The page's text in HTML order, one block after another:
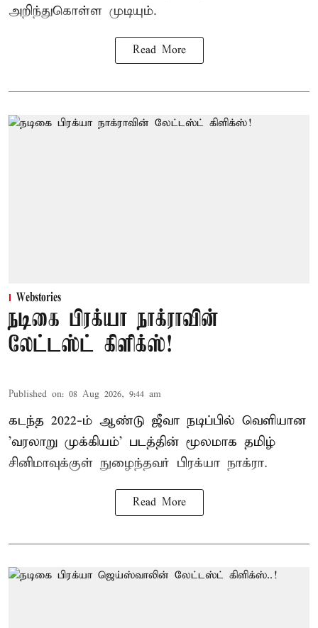
அறிந்துகொள்ள முடியும்.
Read More
Webstories
நடிகை பிரக்யா நாக்ராவின்
லேட்டஸ்ட் கிளிக்ஸ்!
Published on: 08 Aug 2026, 9:44 am
கடந்த 2022-ம் ஆண்டு ஜீவா நடிப்பில் வெளியான
'வரலாறு முக்கியம்' படத்தின் மூலமாக தமிழ்
சினிமாவுக்குள் நுழைந்தவர் பிரக்யா நாக்ரா.
Read More